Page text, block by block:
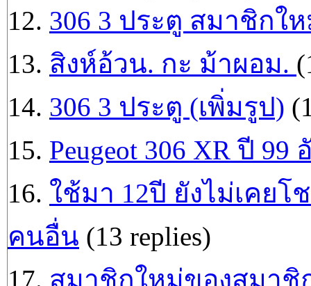
12. 306 3 ประตู สมาชิกใ
13. สิงห์อ้วน. กะ ม้าผอม.
14. 306 3 ประตู (เพิ่มรูป)
15. Peugeot 306 XR ปี
16. ใช้มา 12ปี ยังไม่เคย
คนอื่น (13 replies)
17. สมาชิกใหม่ของสมาชิ